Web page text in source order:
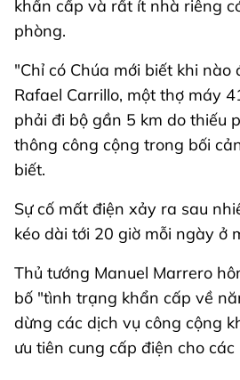
khẩn cấp và rất ít nhà riêng
phòng.
"Chỉ có Chúa mới biết khi nào
Rafael Carrillo, một thợ máy
phải đi bộ gần 5 km do thiếu
thông công cộng trong bối
biết.
Sự cố mất điện xảy ra sau
kéo dài tới 20 giờ mỗi ngày ở
Thủ tướng Manuel Marrero
bố "tình trạng khẩn cấp về
dừng các dịch vụ công cộng
ưu tiên cung cấp điện cho